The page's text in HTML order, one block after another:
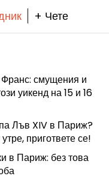
+ Чете
смущения и
уикенд на 15 и 16
Лъв XIV в Париж?
пригответе се!
в Париж: без това